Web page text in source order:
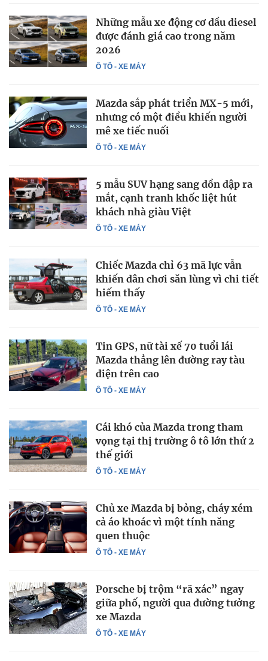
Ô TÔ - XE MÁY
Những mẫu xe động cơ dầu diesel
được đánh giá cao trong năm
2026
Ô TÔ - XE MÁY
Mazda sắp phát triển MX-5 mới,
nhưng có một điều khiến người
mê xe tiếc nuối
Ô TÔ - XE MÁY
5 mẫu SUV hạng sang dồn dập ra
mắt, cạnh tranh khốc liệt hút
khách nhà giàu Việt
Ô TÔ - XE MÁY
Chiếc Mazda chỉ 63 mã lực vẫn
khiến dân chơi săn lùng vì chi tiết
hiếm thấy
Ô TÔ - XE MÁY
Tin GPS, nữ tài xế 70 tuổi lái
Mazda thẳng lên đường ray tàu
điện trên cao
Ô TÔ - XE MÁY
Cái khó của Mazda trong tham
vọng tại thị trường ô tô lớn thứ 2
thế giới
Ô TÔ - XE MÁY
Chủ xe Mazda bị bỏng, cháy xém
cả áo khoác vì một tính năng
quen thuộc
Ô TÔ - XE MÁY
Porsche bị trộm “rã xác” ngay
giữa phố, người qua đường tưởng
xe Mazda